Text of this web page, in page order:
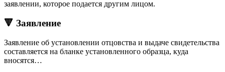
заявлении, которое подается другим лицом.
🔻 Заявление
Заявление об установлении отцовства и выдаче свидетельства
составляется на бланке установленного образца, куда
вносятся…